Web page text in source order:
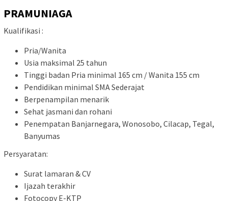
PRAMUNIAGA
Kualifikasi :
Pria/Wanita
Usia maksimal 25 tahun
Tinggi badan Pria minimal 165 cm / Wanita 155 cm
Pendidikan minimal SMA Sederajat
Berpenampilan menarik
Sehat jasmani dan rohani
Penempatan Banjarnegara, Wonosobo, Cilacap, Tegal,
Banyumas
Persyaratan:
Surat lamaran & CV
Ijazah terakhir
Fotocopy E-KTP